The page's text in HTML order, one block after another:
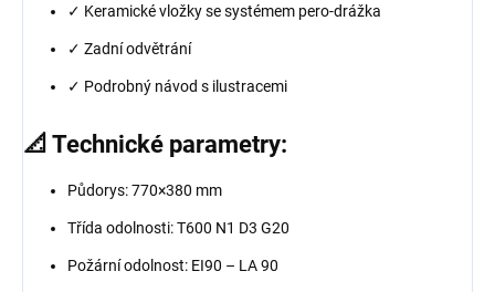
✓ Keramické vložky se systémem pero-drážka
✓ Zadní odvětrání
✓ Podrobný návod s ilustracemi
📐 Technické parametry:
Půdorys: 770×380 mm
Třída odolnosti: T600 N1 D3 G20
Požární odolnost: EI90 – LA 90